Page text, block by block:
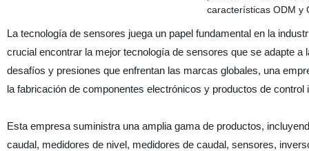
La tecnología de sensores juega un papel fundamental en la
crucial encontrar la mejor tecnología de sensores que se adapte
desafíos y presiones que enfrentan las marcas globales, una
la fabricación de componentes electrónicos y productos de control
Esta empresa suministra una amplia gama de productos,
caudal, medidores de nivel, medidores de caudal, sensores,